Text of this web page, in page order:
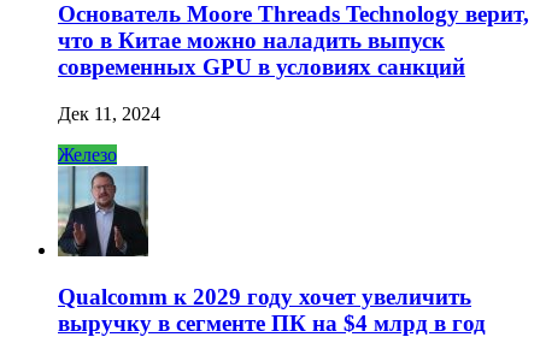
Основатель Moore Threads Technology верит,
что в Китае можно наладить выпуск
современных GPU в условиях санкций
Дек 11, 2024
Железо
Qualcomm к 2029 году хочет увеличить
выручку в сегменте ПК на $4 млрд в год